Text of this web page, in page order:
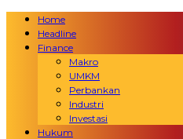
Home
Headline
Finance
Makro
UMKM
Perbankan
Industri
Investasi
Hukum